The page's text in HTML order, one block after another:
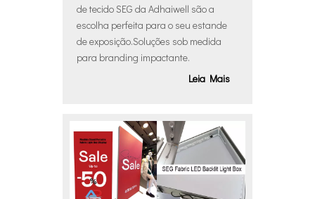
de tecido SEG da Adhaiwell são a
escolha perfeita para o seu estande
de exposição.Soluções sob medida
para branding impactante.
Leia Mais